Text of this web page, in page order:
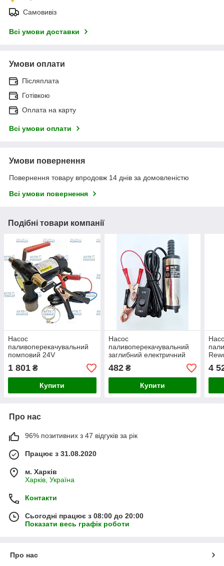
Самовивіз
Всі умови доставки
Умови оплати
Післяплата
Готівкою
Оплата на карту
Всі умови оплати
Умови повернення
Повернення товару впродовж 14 днів за домовленістю
Всі умови повернення
Подібні товари компанії
Насос
паливоперекачувальний
помповий 24V
1 801 ₴
Купити
Насос
паливоперекачувальний
заглибний електричний
DK 24V 38 mm
482₴
Купити
ДП
4
Про нас
96% позитивних з 47 відгуків за рік
Працює з 31.08.2020
м. Харків
Харків, Україна
Контакти
Сьогодні працює з 08:00 до 20:00
Показати весь графік роботи
Про нас